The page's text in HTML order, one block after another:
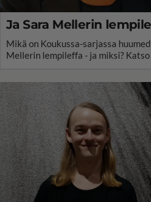
Ja Sara Mellerin
Mikä on Koukussa-sarjassa
Mellerin lempileffa - ja miksi?